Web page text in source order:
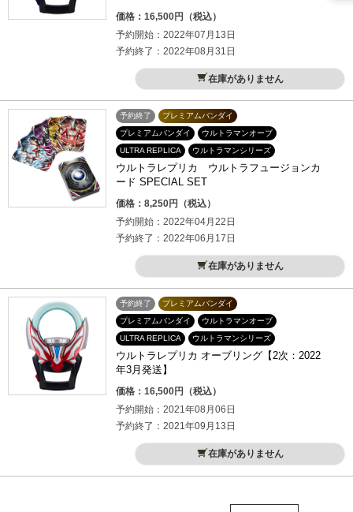
価格：16,500円（税込）
予約開始：2022年07月13日
予約終了：2022年08月31日
在庫がありません
予約終了
プレミアムバンダイ
プレミアムバンダイ
ウルトラマンオーブ
ULTRA REPLICA
ウルトラマンシリーズ
ウルトラレプリカ ウルトラフュージョンカ
ード SPECIAL SET
価格：8,250円（税込）
予約開始：2022年04月22日
予約終了：2022年06月17日
在庫がありません
予約終了
プレミアムバンダイ
プレミアムバンダイ
ウルトラマンオーブ
ULTRA REPLICA
ウルトラマンシリーズ
ウルトラレプリカ オーブリング【2次：2022
年3月発送】
価格：16,500円（税込）
予約開始：2021年08月06日
予約終了：2021年09月13日
在庫がありません